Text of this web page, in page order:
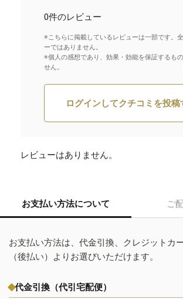
0件のレビュー
※こちらに掲載しているレビューは一部です。
ーではありません。
※個人の感想であり、効果・効能を保証するも
せん。
ログインしてクチコミを投稿
レビューはありません。
お支払い方法について ご
お支払い方法は、代金引換、クレジットカ
（後払い）よりお選びいただけます。
代金引換（代引宅配便）